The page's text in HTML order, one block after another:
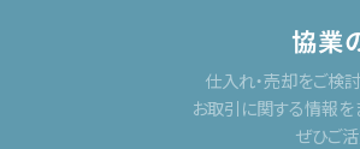
協業
仕入れ・売却をご検
お取引に関する情報を
ぜひご